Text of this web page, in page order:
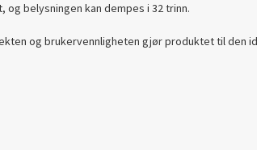
belysningen kan dempes i 32 trinn.
og brukervennligheten gjør produktet til